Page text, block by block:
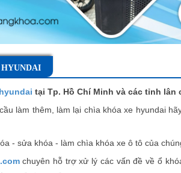
tại Tp. Hồ Chí Minh và các tỉnh lân
làm thêm, làm lại chìa khóa xe hyundai
- sửa khóa - làm chìa khóa xe ô tô của
chuyên hỗ trợ xử lý các vấn đề về ổ